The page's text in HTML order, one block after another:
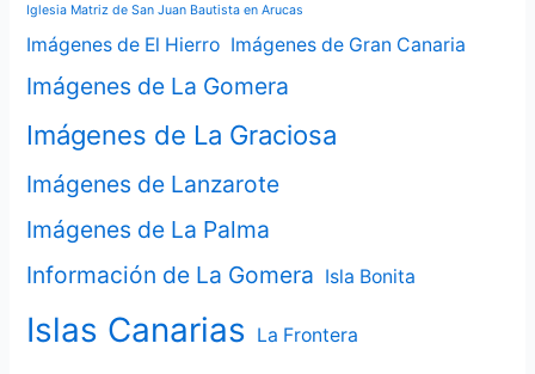
Iglesia Matriz de San Juan Bautista en Arucas
Imágenes de El Hierro Imágenes de Gran Canaria
Imágenes de La Gomera
Imágenes de La Graciosa
Imágenes de Lanzarote
Imágenes de La Palma
Información de La Gomera Isla Bonita
Islas Canarias La Frontera